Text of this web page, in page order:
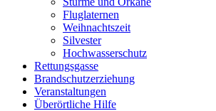
Fluglaternen
Weihnachtszeit
Silvester
Hochwasserschutz
Rettungsgasse
Brandschutzerziehung
Veranstaltungen
Überörtliche Hilfe